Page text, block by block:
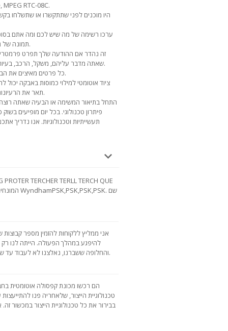
RTC-08C.
היו מוכנים לפני שתתקשרו או שתשלחו
ערכו רשימה של מה שיש לכם ומה אתם
תמונה של מוצרים דומים, הדמיה כזו תעזור לך להבין.
זה נהדר אם ההודעה שלך תפרט
שאתה מדבר עליהם, משקל, הרכב, בעיות ידועות וחסרונות של מוצרים או חומרים.
כל פרטים מאיצים את הבנת וקבלת ההמלצה שלנו בבחירת הציוד.
ציוד אוטומטי למילוי כמוסות באבקה יכול
תאר את הרעיונות שלך לגבי השימוש בציוד זה בייצור שלך.
התחל בתיאור המשימה או הבעיה שאתה רוצה
פיתרון טכנולוגי. בכל יום מופיעים
תעשייתיות וטכנולוגיות. אנו נדריך
אני ממליץ ללקוחות להזמין מספר
להיפגע במהלך הפעולה. הייתה לנו
והחלופה ששברנו, נאלצנו לא לעבוד עד שהספק שלח חלפים חדשים. תזכור את זה.
הם רכשו מכונת קפסולה אוטומטית
טכנולוגיית הייצור, שלאחריה פנו
בבירור את כל טכנולוגיית הייצור במכשור